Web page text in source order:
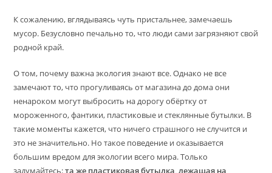
К сожалению, вглядываясь чуть пристальнее, замечаешь
мусор. Безусловно печально то, что люди сами загрязняют свой
родной край.
О том, почему важна экология знают все. Однако не все
замечают то, что прогуливаясь от магазина до дома они
ненароком могут выбросить на дорогу обёртку от
мороженного, фантики, пластиковые и стеклянные бутылки. В
такие моменты кажется, что ничего страшного не случится и
это не значительно. Но такое поведение и оказывается
большим вредом для экологии всего мира. Только
задумайтесь:та же пластиковая бутылка, лежащая на